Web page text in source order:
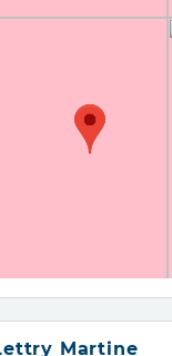
Martine